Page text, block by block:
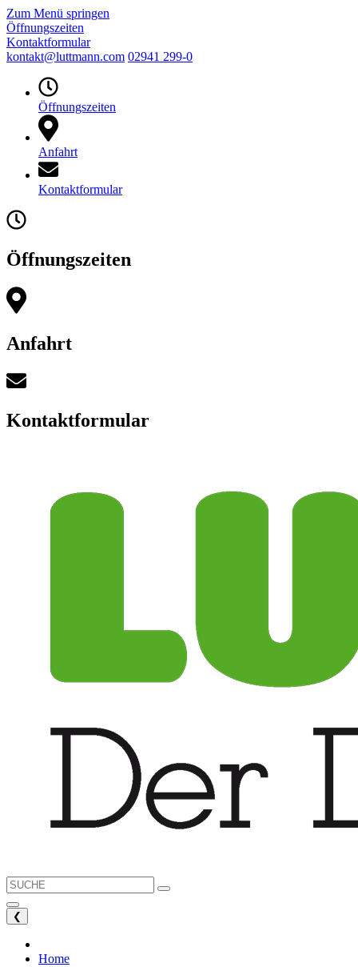
Zum Menü springen
Öffnungszeiten
Kontaktformular
kontakt@luttmann.com 02941 299-0
Öffnungszeiten
Anfahrt
Kontaktformular
Öffnungszeiten
Anfahrt
Kontaktformular
❮
Home